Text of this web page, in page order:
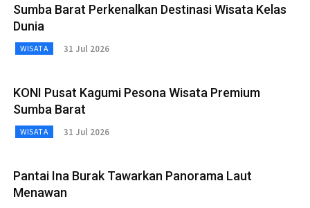
Sumba Barat Perkenalkan Destinasi Wisata Kelas
Dunia
WISATA 31 Jul 2026
KONI Pusat Kagumi Pesona Wisata Premium
Sumba Barat
WISATA 31 Jul 2026
Pantai Ina Burak Tawarkan Panorama Laut
Menawan